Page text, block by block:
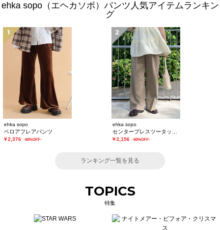
ehka sopo（エヘカソポ）パンツ人気アイテムランキン
グ
1
ehka sopo
ベロアフレアパンツ
￥2,376 -60%OFF-
2
ehka sopo
￥2,156 -60%OFF-
ランキング一覧を見る
TOPICS
特集